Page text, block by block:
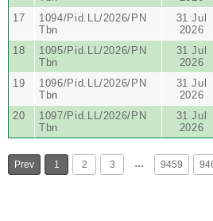
17
1094/Pid.LL/2026/PN
Tbn
31 Jul
2026
18
1095/Pid.LL/2026/PN
Tbn
31 Jul
2026
19
1096/Pid.LL/2026/PN
Tbn
31 Jul
2026
20
1097/Pid.LL/2026/PN
Tbn
31 Jul
2026
Prev 1 2 3 … 9459